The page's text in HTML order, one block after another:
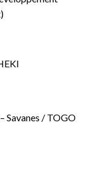
Savanes / TOGO